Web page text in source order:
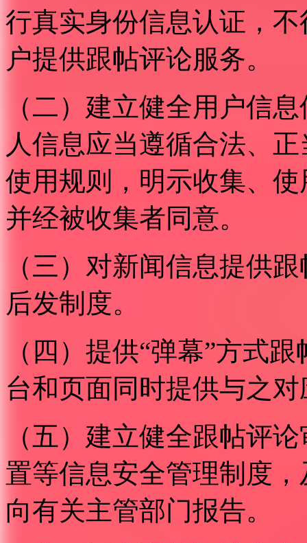
行真实身份信息认证，
户提供跟帖评论服务。
（二）建立健全用户信
人信息应当遵循合法、
使用规则，明示收集、
并经被收集者同意。
（三）对新闻信息提供
后发制度。
（四）提供“弹幕”方式
台和页面同时提供与之
（五）建立健全跟帖评
置等信息安全管理制度
向有关主管部门报告。